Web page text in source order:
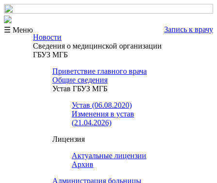
☰ Меню
Запись к врачу
Новости
Сведения о медицинской организации
ГБУЗ МГБ
Приветствие главного врача
Общие сведения
Устав ГБУЗ МГБ
Устав (06.08.2020)
Изменения в устав
(21.04.2026)
Лицензия
Актуальные лицензии
Архив
Администрация больницы